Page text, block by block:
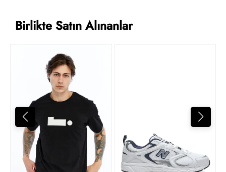
Birlikte Satın Alınanlar